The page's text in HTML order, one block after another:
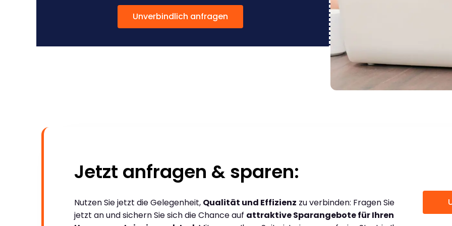
Unverbindlich anfragen
Jetzt anfragen & sparen:
Nutzen Sie jetzt die Gelegenheit, Qualität und Effizienz zu verbinden: Fragen Sie
jetzt an und sichern Sie sich die Chance auf attraktive Sparangebote für Ihren